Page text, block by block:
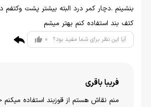
بنشینم .دچار کمر درد البته بیشتر پشت وکتفم
کتف بند استفاده کنم بهتر میشم
آیا این نظر برای شما مفید بود؟ 0
فریبا باقری
منم نقاش هستم از قوزبند استفاده میکنم